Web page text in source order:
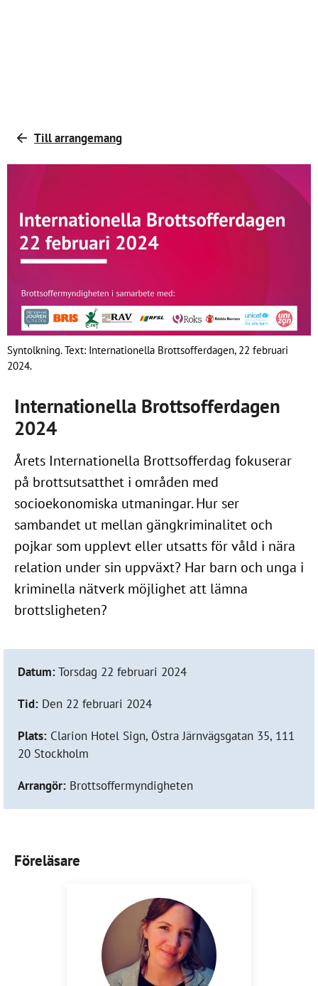
Till arrangemang
Syntolkning. Text: Internationella Brottsofferdagen, 22 februari
2024.
Internationella Brottsofferdagen
2024
Årets Internationella Brottsofferdag fokuserar
på brottsutsatthet i områden med
socioekonomiska utmaningar. Hur ser
sambandet ut mellan gängkriminalitet och
pojkar som upplevt eller utsatts för våld i nära
relation under sin uppväxt? Har barn och unga i
kriminella nätverk möjlighet att lämna
brottsligheten?
Datum:Torsdag 22 februari 2024
Tid: Den 22 februari 2024
Plats: Clarion Hotel Sign, Östra Järnvägsgatan 35, 111
20 Stockholm
Arrangör: Brottsoffermyndigheten
Föreläsare